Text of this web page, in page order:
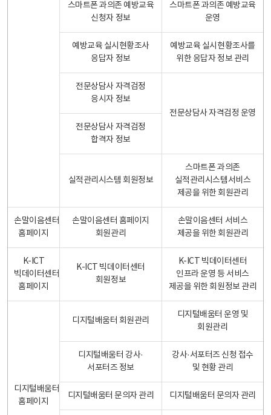
스마트폰 과의존 예방교육
신청자 정보
스마트폰 과의존 예방교육
운영
예방교육 실시현황조사
응답자 정보
예방교육 실시현황조사를
위한 응답자 정보 관리
전문상담사 자격검정
응시자 정보
전문상담사 자격검정 운영
전문상담사 자격검정
합격자 정보
실적관리시스템 회원정보
스마트폰 과의존
실적관리시스템서비스
제공을 위한 회원관리
손말이음센터
홈페이지
손말이음센터 홈페이지
회원관리
손말이음센터 서비스
제공을 위한 회원관리
K-ICT
빅데이터센터
홈페이지
K-ICT 빅데이터센터
회원정보
K-ICT 빅데이터센터
인프라 운영 등 서비스
제공을 위한 회원정보 관리
디지털배움터
홈페이지
디지털배움터 회원관리
디지털배움터 운영 및
회원관리
디지털배움터 강사·
서포터즈 정보
강사·서포터즈 신청 접수
및 현황 관리
디지털배움터 문의자 관리 디지털배움터 문의자 관리